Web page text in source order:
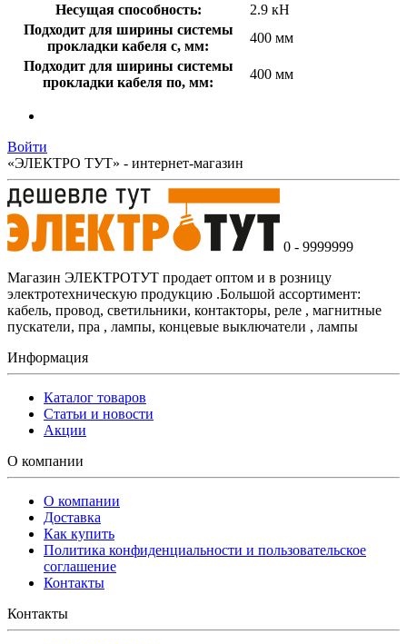
Несущая способность:
2.9 кН
Подходит для ширины системы
прокладки кабеля с, мм:
400 мм
Подходит для ширины системы
прокладки кабеля по, мм:
400 мм
Войти
«ЭЛЕКТРО ТУТ» - интернет-магазин
0 - 9999999
Магазин ЭЛЕКТРОТУТ продает оптом и в розницу
электротехническую продукцию .Большой ассортимент:
кабель, провод, светильники, контакторы, реле , магнитные
пускатели, пра , лампы, концевые выключатели , лампы
Информация
Каталог товаров
Статьи и новости
Акции
О компании
О компании
Доставка
Как купить
Политика конфиденциальности и пользовательское
соглашение
Контакты
Контакты